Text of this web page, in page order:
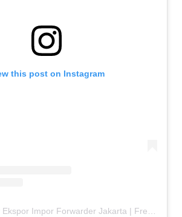
this post on Instagram